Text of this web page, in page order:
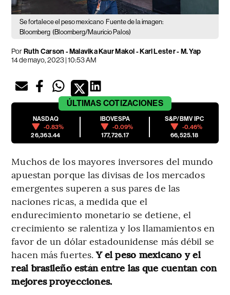
Se fortalece el peso mexicano Fuente de la imagen:
Bloomberg (Bloomberg/Mauricio Palos)
PorRuth Carson - Malavika Kaur Makol - Karl Lester - M. Yap
14 de mayo, 2023 | 10:53 AM
ÚLTIMAS COTIZACIONES
NASDAQ
-0.83%
26,363.44
IBOVESPA
-0.09%
177,726.17
S&P/BMV IPC
-0.46%
66,525.18
Muchos de los mayores inversores del mundo
apuestan porque las divisas de los mercados
emergentes superen a sus pares de las
naciones ricas, a medida que el
endurecimiento monetario se detiene, el
crecimiento se ralentiza y los llamamientos en
favor de un dólar estadounidense más débil se
hacen más fuertes.Y el peso mexicano y el
real brasileño están entre las que cuentan con
mejores proyecciones.